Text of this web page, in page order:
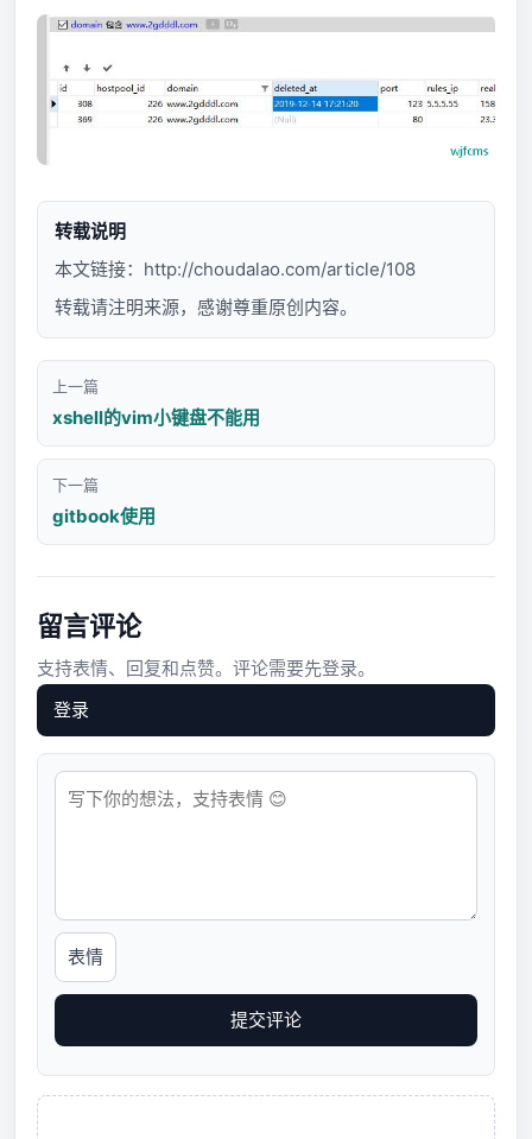
转载说明
本文链接： http://choudalao.com/article/108
转载请注明来源，感谢尊重原创内容。
上一篇
xshell的vim小键盘不能用
下一篇
gitbook使用
留言评论
支持表情、回复和点赞。评论需要先登录。
登录
表情
提交评论